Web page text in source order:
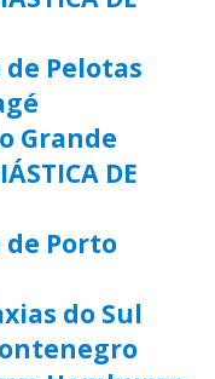
Pelotas
Grande
DE
Porto
do Sul